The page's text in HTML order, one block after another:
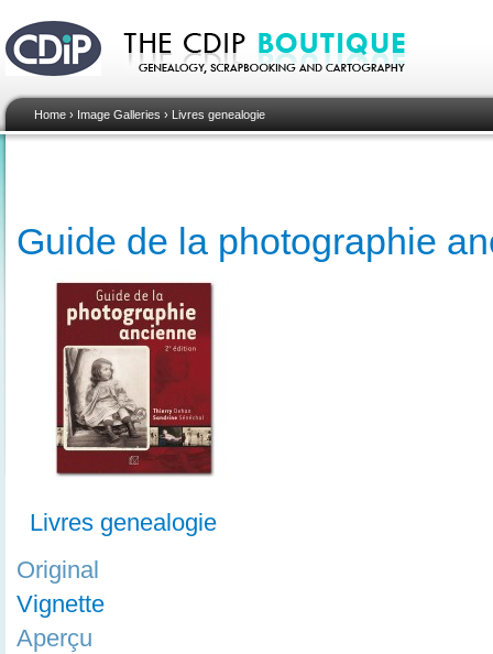
Home › Image Galleries › Livres genealogie
Guide de la photographie
Livres genealogie
Original
Vignette
Aperçu